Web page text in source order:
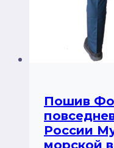
Пошив
России
морской